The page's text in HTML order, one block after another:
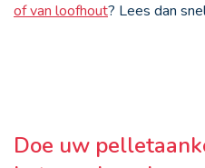
of van loofhout? Lees dan
Doe uw